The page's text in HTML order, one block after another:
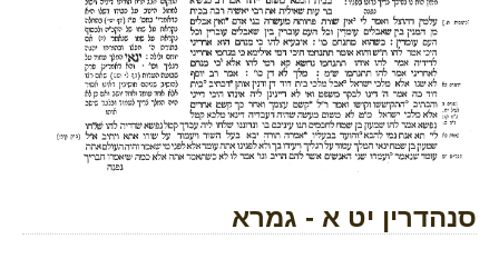
סנהדרין יט א - גמרא